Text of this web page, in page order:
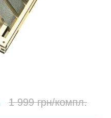
1 999 грн/компл.